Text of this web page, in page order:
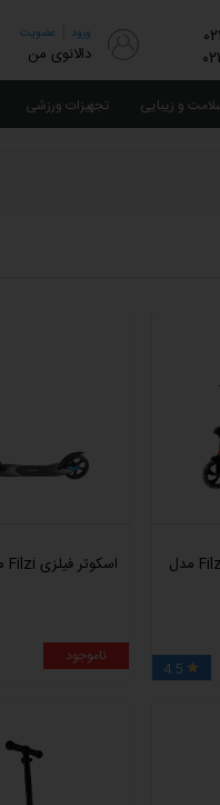
ورود عضویت
دالانوی من
و زیبایی تجهیزات ورزشی
اسکوتر بزرگسال فیلزی Filzi مدل

4.5
اسکوتر فیلزی Filzi مدل S230
ناموجود